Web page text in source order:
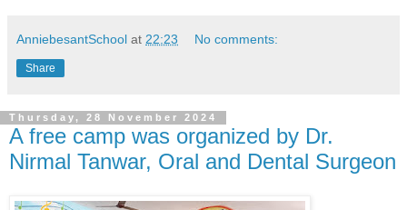
AnniebesantSchool at 22:23 No comments:
Share
Thursday, 28 November 2024
A free camp was organized by Dr.
Nirmal Tanwar, Oral and Dental Surgeon